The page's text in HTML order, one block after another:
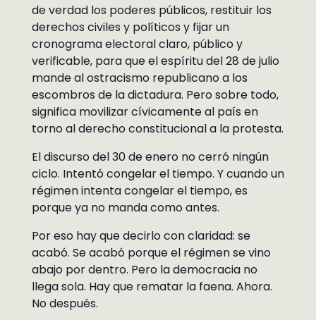
de verdad los poderes públicos, restituir los
derechos civiles y políticos y fijar un
cronograma electoral claro, público y
verificable, para que el espíritu del 28 de julio
mande al ostracismo republicano a los
escombros de la dictadura. Pero sobre todo,
significa movilizar cívicamente al país en
torno al derecho constitucional a la protesta.
El discurso del 30 de enero no cerró ningún
ciclo. Intentó congelar el tiempo. Y cuando un
régimen intenta congelar el tiempo, es
porque ya no manda como antes.
Por eso hay que decirlo con claridad: se
acabó. Se acabó porque el régimen se vino
abajo por dentro. Pero la democracia no
llega sola. Hay que rematar la faena. Ahora.
No después.